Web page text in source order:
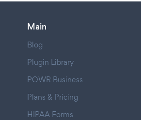
Main
Blog
Plugin Library
POWR Business
Plans & Pricing
HIPAA Forms